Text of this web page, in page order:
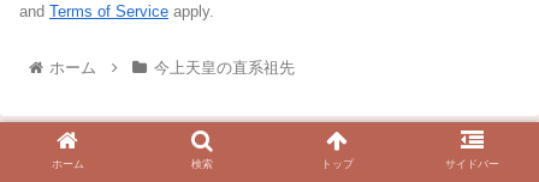
and Terms of Service apply.
ホーム 今上天皇の直系祖先
ホーム 検索 トップ サイドバー